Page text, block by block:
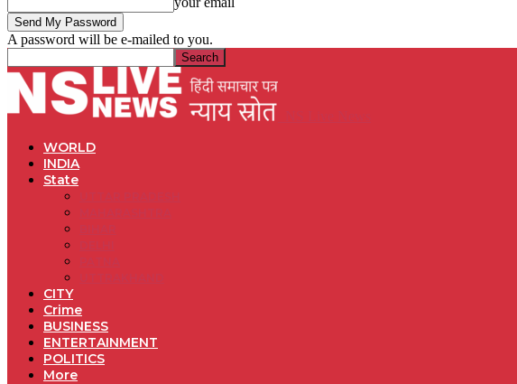
A password will be e-mailed to you.
WORLD
INDIA
State
CITY
Crime
BUSINESS
ENTERTAINMENT
POLITICS
More